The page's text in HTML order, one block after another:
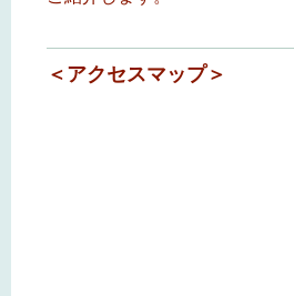
＜アクセスマップ＞